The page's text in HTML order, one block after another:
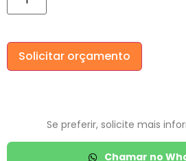
Solicitar orçamento
Se preferir, solicite mais
Chamar no